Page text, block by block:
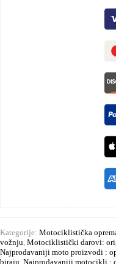
Kategorije: Motociklistička
vožnju, Motociklistički darovi:
Najprodavaniji moto proizvodi :
biraju, Najprodavaniji motocikli :